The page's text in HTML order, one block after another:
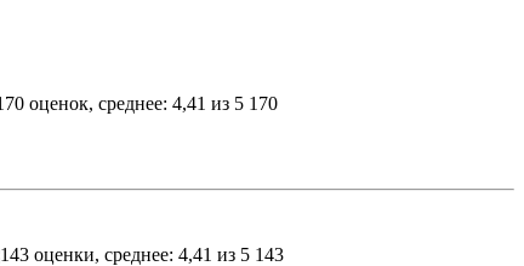
170
143